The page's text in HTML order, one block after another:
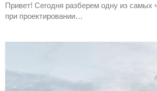
Привет! Сегодня разберем одну из самых
при проектировании…